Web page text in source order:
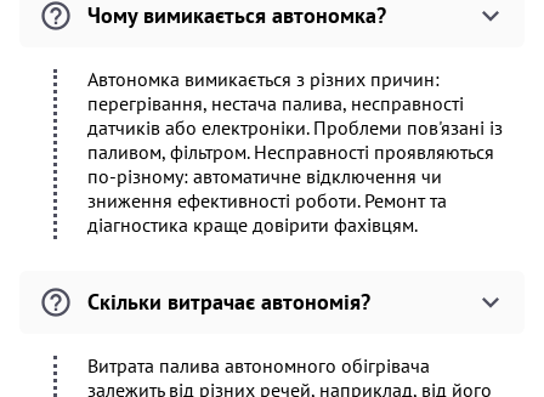
Чому вимикається автономка?
Автономка вимикається з різних причин:
перегрівання, нестача палива, несправності
датчиків або електроніки. Проблеми пов'язані із
паливом, фільтром. Несправності проявляються
по-різному: автоматичне відключення чи
зниження ефективності роботи. Ремонт та
діагностика краще довірити фахівцям.
Скільки витрачає автономія?
Витрата палива автономного обігрівача
залежить від різних речей, наприклад, від його